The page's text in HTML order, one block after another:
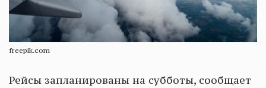
freepik.com
Рейсы запланированы на субботы, сообщает